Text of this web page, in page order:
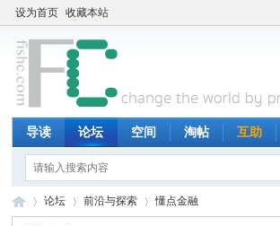
设为首页 收藏本站
导读 论坛 空间 淘帖 互助
论坛 前沿与探索 懂点金融